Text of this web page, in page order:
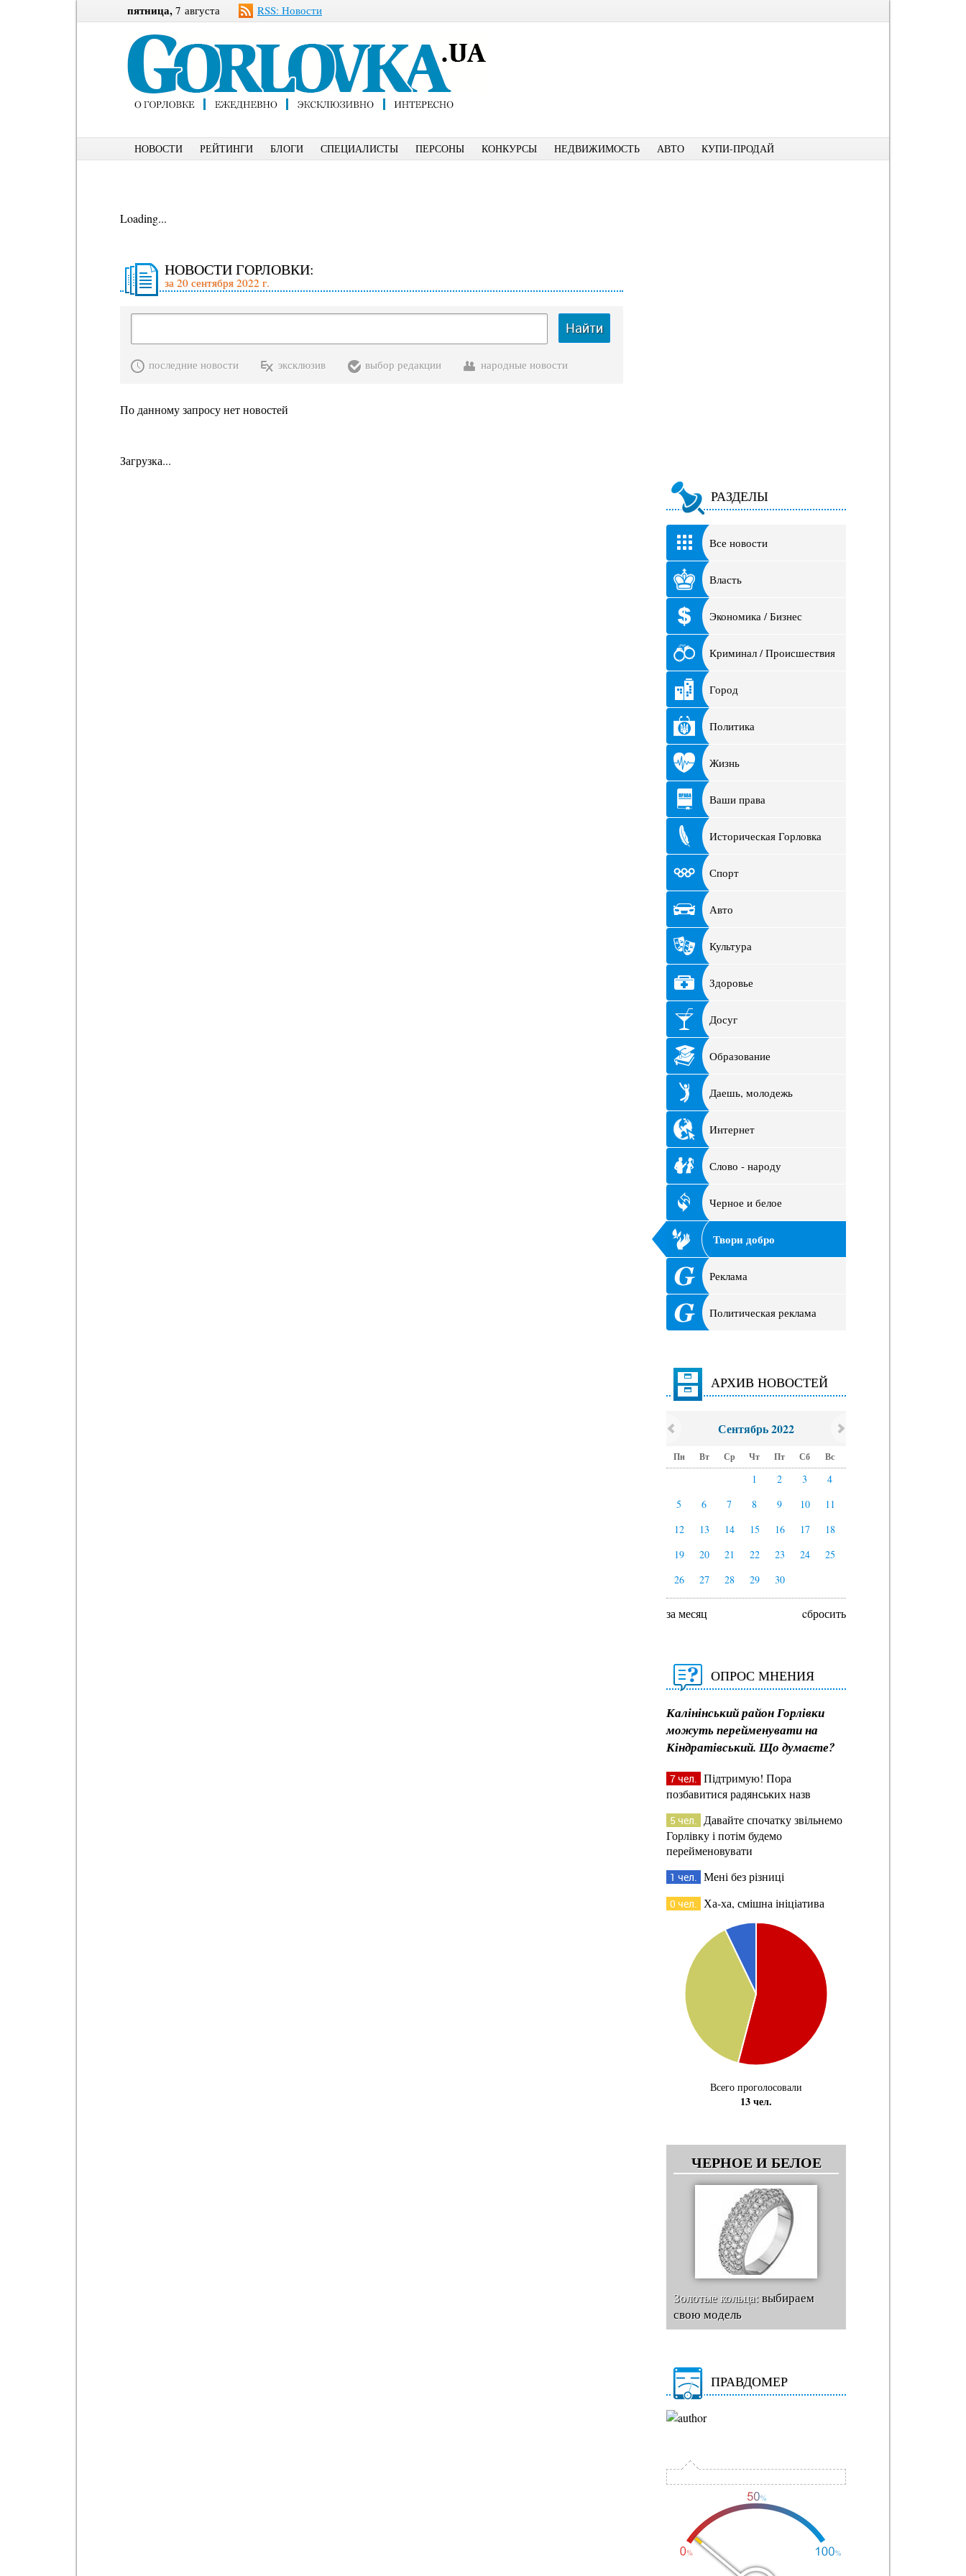
пятница, 7 августа RSS: Новости
НОВОСТИ РЕЙТИНГИ БЛОГИ СПЕЦИАЛИСТЫ ПЕРСОНЫ КОНКУРСЫ НЕДВИЖИМОСТЬ АВТО КУПИ-ПРОДАЙ
Loading...
НОВОСТИ ГОРЛОВКИ:
за 20 сентября 2022 г.
Найти
последние новости эксклюзив выбор редакции народные новости
По данному запросу нет новостей
Загрузка...
РАЗДЕЛЫ
Все новости
Власть
Экономика / Бизнес
Криминал / Происшествия
Город
Политика
Жизнь
Ваши права
Историческая Горловка
Спорт
Авто
Культура
Здоровье
Досуг
Образование
Даешь, молодежь
Интернет
Слово - народу
Черное и белое
Твори добро
Реклама
Политическая реклама
АРХИВ НОВОСТЕЙ
Сентябрь 2022
Пн Вт Ср Чт Пт Сб Вс
1 2 3
4
5
6 7 8 9 10
11
12
13 14 15 16 17
18
19
20 21 22 23 24
25
26
27 28 29 30
за месяц cбросить
ОПРОС МНЕНИЯ
Калінінський район Горлівки
можуть перейменувати на
Кіндратівський. Що думаєте?
7 чел. Підтримую! Пора
позбавитися радянських назв
5 чел. Давайте спочатку звільнемо
Горлівку і потім будемо
перейменовувати
1 чел. Мені без різниці
0 чел. Ха-ха, смішна ініціатива
Всего проголосовали
13 чел.
ЧЕРНОЕ И БЕЛОЕ
Золотые кольца:выбираем
свою модель
ПРАВДОМЕР